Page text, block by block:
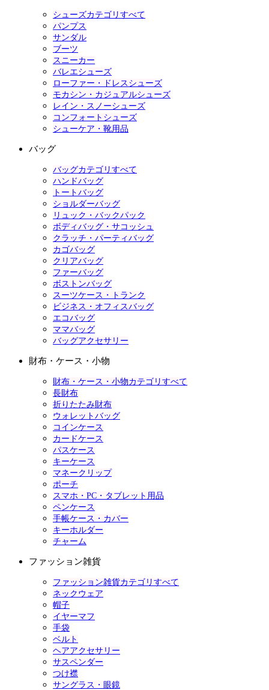
シューズカテゴリすべて
パンプス
サンダル
ブーツ
スニーカー
バレエシューズ
ローファー・ドレスシューズ
モカシン・カジュアルシューズ
レイン・スノーシューズ
コンフォートシューズ
シューケア・靴用品
バッグ
バッグカテゴリすべて
ハンドバッグ
トートバッグ
ショルダーバッグ
リュック・バックパック
ボディバッグ・サコッシュ
クラッチ・パーティバッグ
カゴバッグ
クリアバッグ
ファーバッグ
ボストンバッグ
スーツケース・トランク
ビジネス・オフィスバッグ
エコバッグ
ママバッグ
バッグアクセサリー
財布・ケース・小物
財布・ケース・小物カテゴリすべて
長財布
折りたたみ財布
ウォレットバッグ
コインケース
カードケース
パスケース
キーケース
マネークリップ
ポーチ
スマホ・PC・タブレット用品
ペンケース
手帳ケース・カバー
キーホルダー
チャーム
ファッション雑貨
ファッション雑貨カテゴリすべて
ネックウェア
帽子
イヤーマフ
手袋
ベルト
ヘアアクセサリー
サスペンダー
つけ襟
サングラス・眼鏡